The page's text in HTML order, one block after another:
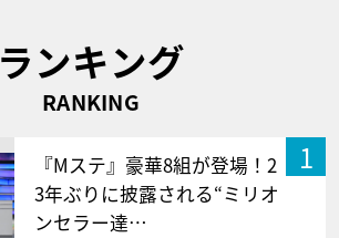
ランキング
RANKING
1
『Mステ』豪華8組が登場！2
3年ぶりに披露される“ミリオ
ンセラー達…